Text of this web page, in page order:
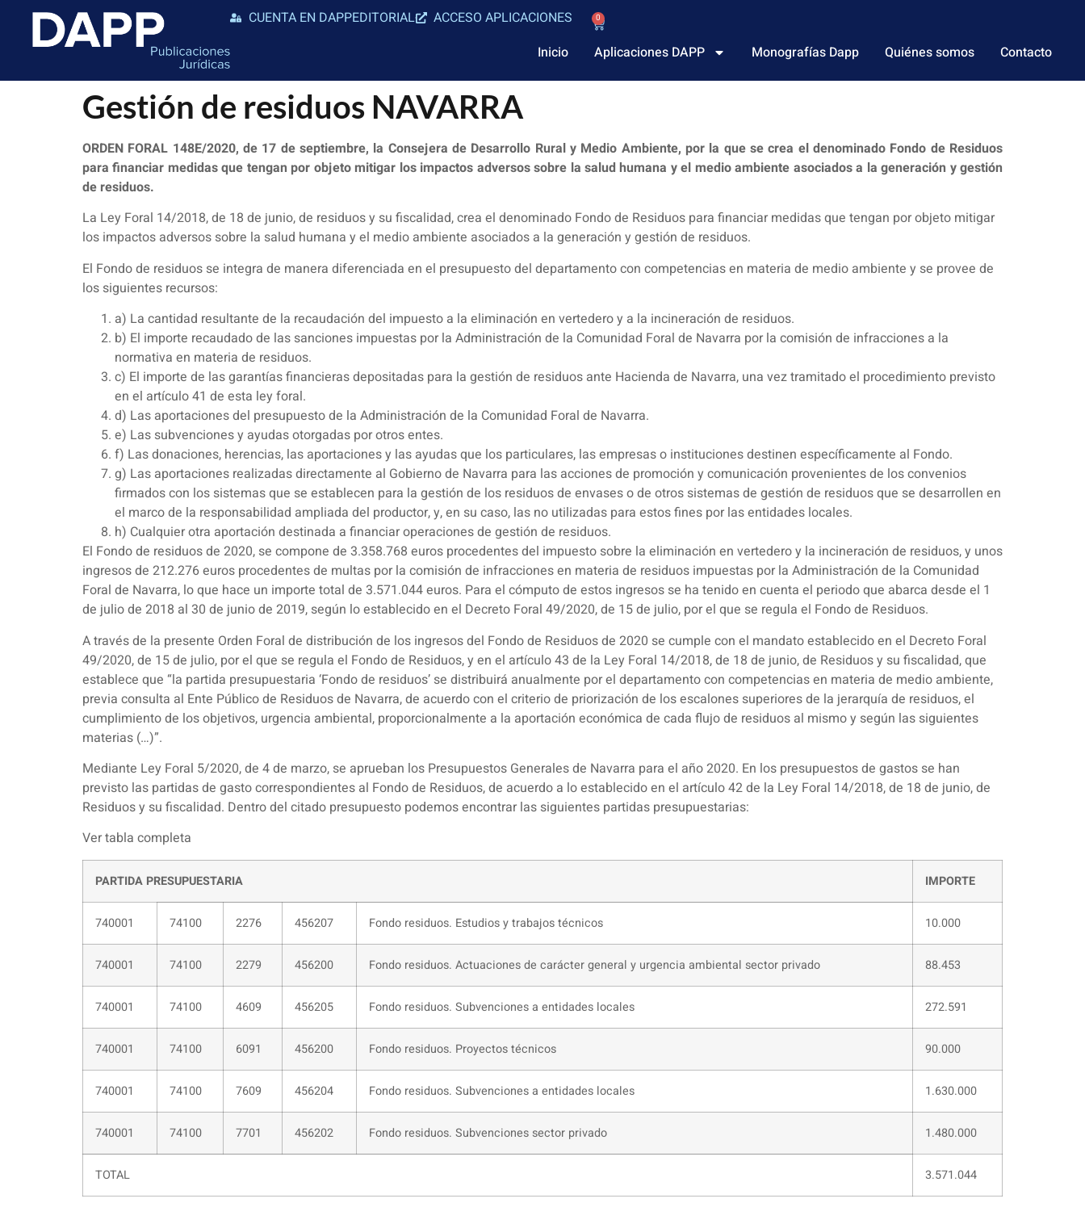
CUENTA EN DAPPEDITORIAL ACCESO APLICACIONES 0
Inicio Aplicaciones DAPP Monografías Dapp Quiénes somos Contacto
Gestión de residuos NAVARRA
ORDEN FORAL 148E/2020, de 17 de septiembre, la Consejera de Desarrollo Rural y Medio Ambiente, por la que se crea el denominado Fondo de Residuos
para financiar medidas que tengan por objeto mitigar los impactos adversos sobre la salud humana y el medio ambiente asociados a la generación y gestión
de residuos.
La Ley Foral 14/2018, de 18 de junio, de residuos y su fiscalidad, crea el denominado Fondo de Residuos para financiar medidas que tengan por objeto mitigar
los impactos adversos sobre la salud humana y el medio ambiente asociados a la generación y gestión de residuos.
El Fondo de residuos se integra de manera diferenciada en el presupuesto del departamento con competencias en materia de medio ambiente y se provee de
los siguientes recursos:
a) La cantidad resultante de la recaudación del impuesto a la eliminación en vertedero y a la incineración de residuos.
b) El importe recaudado de las sanciones impuestas por la Administración de la Comunidad Foral de Navarra por la comisión de infracciones a la
normativa en materia de residuos.
c) El importe de las garantías financieras depositadas para la gestión de residuos ante Hacienda de Navarra, una vez tramitado el procedimiento previsto
en el artículo 41 de esta ley foral.
d) Las aportaciones del presupuesto de la Administración de la Comunidad Foral de Navarra.
e) Las subvenciones y ayudas otorgadas por otros entes.
f) Las donaciones, herencias, las aportaciones y las ayudas que los particulares, las empresas o instituciones destinen específicamente al Fondo.
g) Las aportaciones realizadas directamente al Gobierno de Navarra para las acciones de promoción y comunicación provenientes de los convenios
firmados con los sistemas que se establecen para la gestión de los residuos de envases o de otros sistemas de gestión de residuos que se desarrollen en
el marco de la responsabilidad ampliada del productor, y, en su caso, las no utilizadas para estos fines por las entidades locales.
h) Cualquier otra aportación destinada a financiar operaciones de gestión de residuos.
El Fondo de residuos de 2020, se compone de 3.358.768 euros procedentes del impuesto sobre la eliminación en vertedero y la incineración de residuos, y unos
ingresos de 212.276 euros procedentes de multas por la comisión de infracciones en materia de residuos impuestas por la Administración de la Comunidad
Foral de Navarra, lo que hace un importe total de 3.571.044 euros. Para el cómputo de estos ingresos se ha tenido en cuenta el periodo que abarca desde el 1
de julio de 2018 al 30 de junio de 2019, según lo establecido en el Decreto Foral 49/2020, de 15 de julio, por el que se regula el Fondo de Residuos.
A través de la presente Orden Foral de distribución de los ingresos del Fondo de Residuos de 2020 se cumple con el mandato establecido en el Decreto Foral
49/2020, de 15 de julio, por el que se regula el Fondo de Residuos, y en el artículo 43 de la Ley Foral 14/2018, de 18 de junio, de Residuos y su fiscalidad, que
establece que “la partida presupuestaria ‘Fondo de residuos’ se distribuirá anualmente por el departamento con competencias en materia de medio ambiente,
previa consulta al Ente Público de Residuos de Navarra, de acuerdo con el criterio de priorización de los escalones superiores de la jerarquía de residuos, el
cumplimiento de los objetivos, urgencia ambiental, proporcionalmente a la aportación económica de cada flujo de residuos al mismo y según las siguientes
materias (…)”.
Mediante Ley Foral 5/2020, de 4 de marzo, se aprueban los Presupuestos Generales de Navarra para el año 2020. En los presupuestos de gastos se han
previsto las partidas de gasto correspondientes al Fondo de Residuos, de acuerdo a lo establecido en el artículo 42 de la Ley Foral 14/2018, de 18 de junio, de
Residuos y su fiscalidad. Dentro del citado presupuesto podemos encontrar las siguientes partidas presupuestarias:
Ver tabla completa
PARTIDA PRESUPUESTARIA IMPORTE
740001 74100 2276 456207 Fondo residuos. Estudios y trabajos técnicos 10.000
740001 74100 2279 456200 Fondo residuos. Actuaciones de carácter general y urgencia ambiental sector privado 88.453
740001 74100 4609 456205 Fondo residuos. Subvenciones a entidades locales 272.591
740001 74100 6091 456200 Fondo residuos. Proyectos técnicos 90.000
740001 74100 7609 456204 Fondo residuos. Subvenciones a entidades locales 1.630.000
740001 74100 7701 456202 Fondo residuos. Subvenciones sector privado 1.480.000
TOTAL 3.571.044